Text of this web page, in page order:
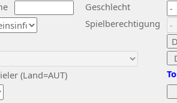
Geschlecht
(Land=AUT)
Spielberechtigung